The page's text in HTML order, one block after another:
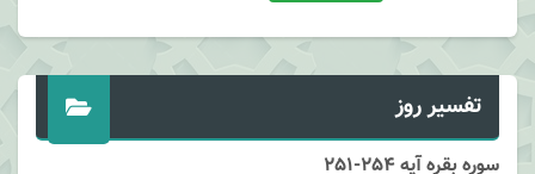
تفسیر روز
سوره بقره آیه 254-251